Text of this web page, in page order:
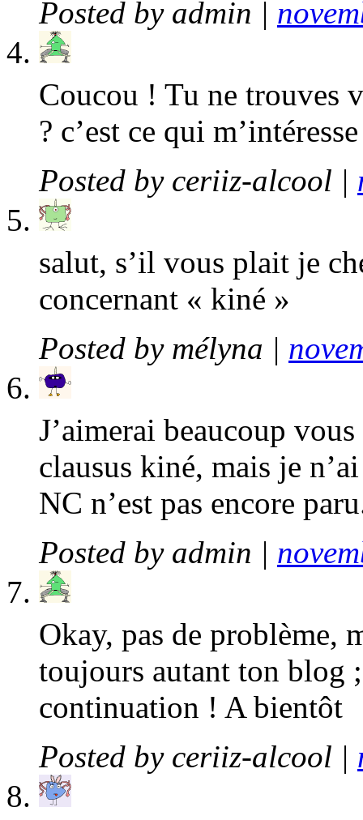
Posted by admin |
Coucou ! Tu ne trouves
? c’est ce qui
Posted by ceriiz-alcool |
salut, s’il vous plait je
concernant « kiné »
Posted by mélyna |
J’aimerai beaucoup
clausus kiné, mais je
NC n’est pas encore
Posted by admin |
Okay, pas de problème,
toujours autant ton blog
continuation ! A bientôt
Posted by ceriiz-alcool |